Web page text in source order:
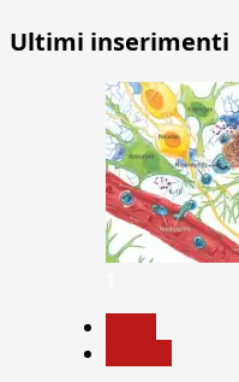
Ultimi inserimenti